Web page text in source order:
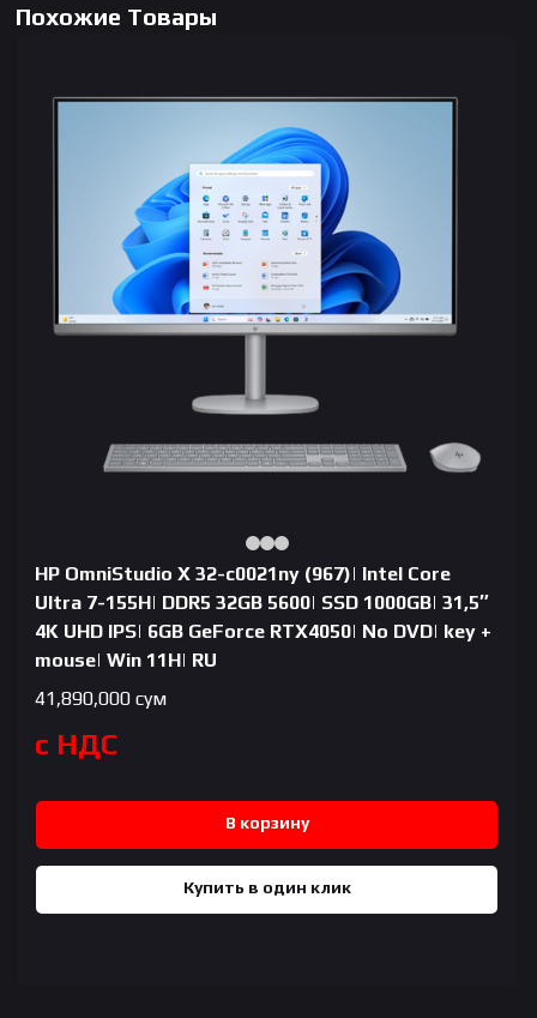
Похожие Товары
HP OmniStudio X 32-c0021ny (967)| Intel Core
Ultra 7-155H| DDR5 32GB 5600| SSD 1000GB| 31,5″
4K UHD IPS| 6GB GeForce RTX4050| No DVD| key +
mouse| Win 11H| RU
41,890,000 сум
с НДС
В корзину
Купить в один клик